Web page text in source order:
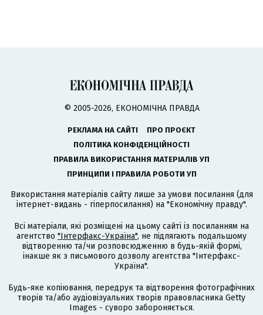
© 2005-2026, ЕКОНОМІЧНА ПРАВДА
РЕКЛАМА НА САЙТІ
ПРО ПРОЄКТ
ПОЛІТИКА КОНФІДЕНЦІЙНОСТІ
ПРАВИЛА ВИКОРИСТАННЯ МАТЕРІАЛІВ УП
ПРИНЦИПИ І ПРАВИЛА РОБОТИ УП
Використання матеріалів сайту лише за умови посилання (для
інтернет-видань - гіперпосилання) на "Економічну правду".
Всі матеріали, які розміщені на цьому сайті із посиланням на
агентство "Інтерфакс-Україна", не підлягають подальшому
відтворенню та/чи розповсюдженню в будь-якій формі,
інакше як з письмового дозволу агентства "Інтерфакс-
Україна".
Будь-яке копіювання, передрук та відтворення фотографічних
творів та/або аудіовізуальних творів правовласника Getty
Images - суворо забороняється.